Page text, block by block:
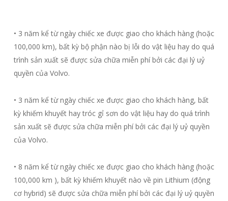
• 3 năm kể từ ngày chiếc xe được giao cho khách hàng (hoặc
100,000 km), bất kỳ bộ phận nào bị lỗi do vật liệu hay do quá
trình sản xuất sẽ được sửa chữa miễn phí bởi các đại lý uỷ
quyền của Volvo.
• 3 năm kể từ ngày chiếc xe được giao cho khách hàng, bất
kỳ khiếm khuyết hay tróc gỉ sơn do vật liệu hay do quá trình
sản xuất sẽ được sửa chữa miễn phí bởi các đại lý uỷ quyền
của Volvo.
• 8 năm kể từ ngày chiếc xe được giao cho khách hàng (hoặc
100,000 km ), bất kỳ khiếm khuyết nào về pin Lithium (động
cơ hybrid) sẽ được sửa chữa miễn phí bởi các đại lý uỷ quyền